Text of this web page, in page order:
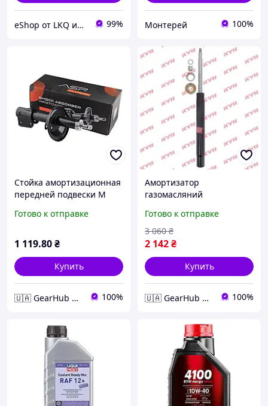
eShop от LKQ интернет-магазин автозапчастей 99% Монтерей 100%
Стойка амортизационная
передней подвески М
Готово к отправке
1 119.80₴
Купить
🇺🇦 GearHub 🇺🇦 100%
Амортизатор
газомасляний
365800
Готово к отправке
2 142₴
3 060 ₴
Купить
🇺🇦 GearHub 🇺🇦 100%